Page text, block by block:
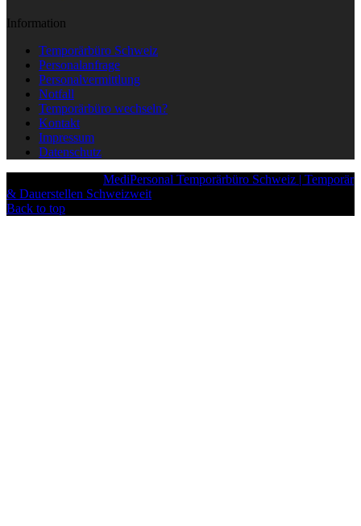
Information
Temporärbüro Schweiz
Personalanfrage
Personalvermittlung
Notfall
Temporärbüro wechseln?
Kontakt
Impressum
Datenschutz
MediPersonal Temporärbüro Schweiz | Temporär
& Dauerstellen Schweizweit
Back to top